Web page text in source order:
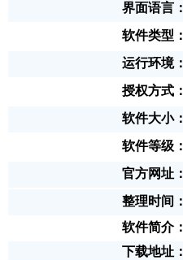
界面语言：
软件类型：
运行环境：
授权方式：
软件大小：
软件等级：
官方网址：
整理时间：
软件简介：
下载地址：